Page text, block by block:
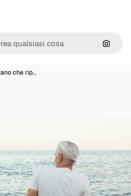
Cerca
che rip…